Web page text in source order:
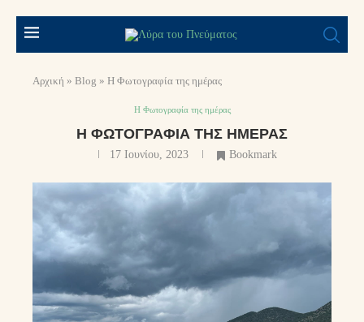
Αρχική » Blog » Η Φωτογραφία της ημέρας
Η Φωτογραφία της ημέρας
Η ΦΩΤΟΓΡΑΦΊΑ ΤΗΣ ΗΜΈΡΑΣ
17 Ιουνίου, 2023 Bookmark